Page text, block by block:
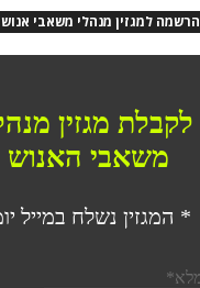
הרשמה למגזין מנהלי משאבי אנוש